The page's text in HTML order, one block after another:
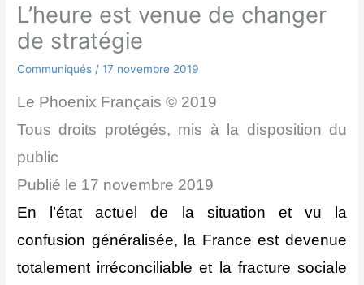
L’heure est venue de changer
de stratégie
Communiqués /17 novembre 2019
Le Phoenix Français © 2019
Tous droits protégés, mis à la disposition du
public
Publié le 17 novembre 2019
En l’état actuel de la situation et vu la
confusion généralisée, la France est devenue
totalement irréconciliable et la fracture sociale